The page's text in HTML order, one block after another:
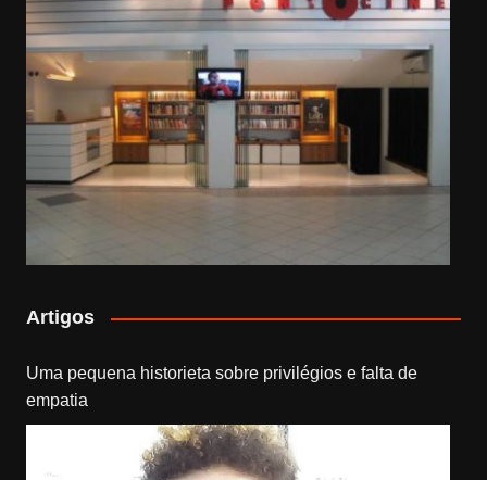
Artigos
Uma pequena historieta sobre privilégios e falta de
empatia